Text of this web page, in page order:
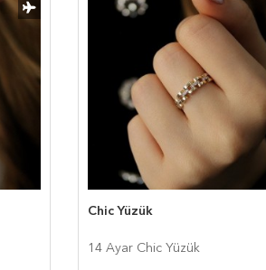
Chic Yüzük
14 Ayar Chic Yüzük